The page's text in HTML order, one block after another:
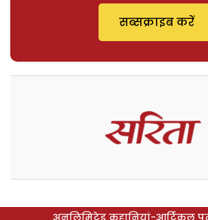
सब्सक्राइब करें
अनलिमिटेड कहानियां-आर्टिकल